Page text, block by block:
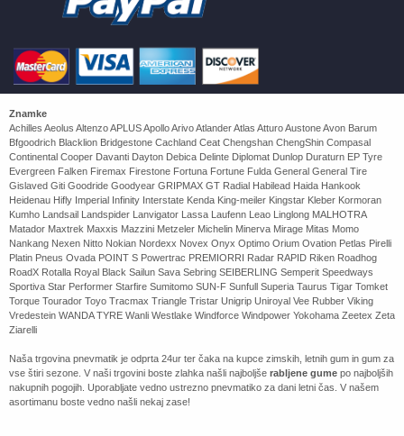
Znamke
Achilles Aeolus Altenzo APLUS Apollo Arivo Atlander Atlas Atturo Austone Avon Barum
Bfgoodrich Blacklion Bridgestone Cachland Ceat Chengshan ChengShin Compasal
Continental Cooper Davanti Dayton Debica Delinte Diplomat Dunlop Duraturn EP Tyre
Evergreen Falken Firemax Firestone Fortuna Fortune Fulda General General Tire
Gislaved Giti Goodride Goodyear GRIPMAX GT Radial Habilead Haida Hankook
Heidenau Hifly Imperial Infinity Interstate Kenda King-meiler Kingstar Kleber Kormoran
Kumho Landsail Landspider Lanvigator Lassa Laufenn Leao Linglong MALHOTRA
Matador Maxtrek Maxxis Mazzini Metzeler Michelin Minerva Mirage Mitas Momo
Nankang Nexen Nitto Nokian Nordexx Novex Onyx Optimo Orium Ovation Petlas Pirelli
Platin Pneus Ovada POINT S Powertrac PREMIORRI Radar RAPID Riken Roadhog
RoadX Rotalla Royal Black Sailun Sava Sebring SEIBERLING Semperit Speedways
Sportiva Star Performer Starfire Sumitomo SUN-F Sunfull Superia Taurus Tigar Tomket
Torque Tourador Toyo Tracmax Triangle Tristar Unigrip Uniroyal Vee Rubber Viking
Vredestein WANDA TYRE Wanli Westlake Windforce Windpower Yokohama Zeetex Zeta
Ziarelli
Naša trgovina pnevmatik je odprta 24ur ter čaka na kupce zimskih, letnih gum in gum za
vse štiri sezone. V naši trgovini boste zlahka našli najboljše rabljene gume po najboljših
nakupnih pogojih. Uporabljate vedno ustrezno pnevmatiko za dani letni čas. V našem
asortimanu boste vedno našli nekaj zase!